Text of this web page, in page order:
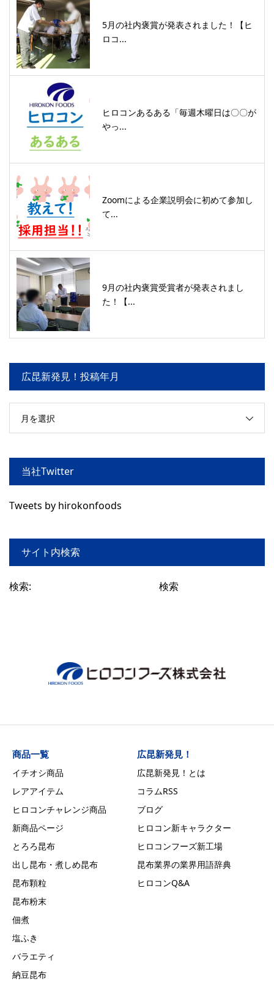
5月の社内褒賞が発表されました！【ヒ
ロコ...
ヒロコンあるある「毎週木曜日は〇〇が
やっ...
Zoomによる企業説明会に初めて参加し
て...
9月の社内褒賞受賞者が発表されまし
た！【...
広昆新発見！投稿年月
月を選択
当社Twitter
Tweets by hirokonfoods
サイト内検索
検索:
商品一覧
イチオシ商品
レアアイテム
ヒロコンチャレンジ商品
新商品ページ
とろろ昆布
出し昆布・煮しめ昆布
昆布顆粒
昆布粉末
佃煮
塩ふき
バラエティ
納豆昆布
広昆新発見！
広昆新発見！とは
コラムRSS
ブログ
ヒロコン新キャラクター
ヒロコンフーズ新工場
昆布業界の業界用語辞典
ヒロコンQ&A